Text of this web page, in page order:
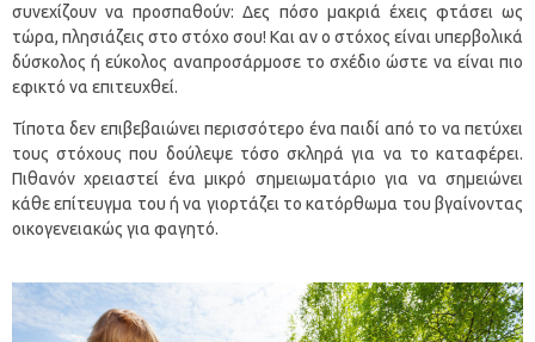
συνεχίζουν να προσπαθούν: Δες πόσο μακριά έχεις φτάσει ως
τώρα, πλησιάζεις στο στόχο σου! Και αν ο στόχος είναι υπερβολικά
δύσκολος ή εύκολος αναπροσάρμοσε το σχέδιο ώστε να είναι πιο
εφικτό να επιτευχθεί.
Τίποτα δεν επιβεβαιώνει περισσότερο ένα παιδί από το να πετύχει
τους στόχους που δούλεψε τόσο σκληρά για να το καταφέρει.
Πιθανόν χρειαστεί ένα μικρό σημειωματάριο για να σημειώνει
κάθε επίτευγμα του ή να γιορτάζει το κατόρθωμα του βγαίνοντας
οικογενειακώς για φαγητό.